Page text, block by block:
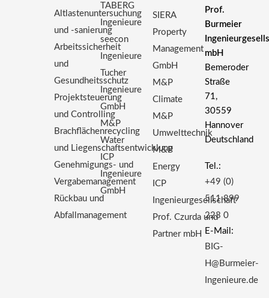
Altlastenuntersuchung
und -sanierung
Arbeitssicherheit
und
Gesundheitsschutz
Projektsteuerung
und Controlling
Brachflächenrecycling
und Liegenschaftsentwicklung
Genehmigungs- und
Vergabemanagement
Rückbau und
Abfallmanagement
TABERG
Ingenieure
seecon
Ingenieure
Tucher
Ingenieure
GmbH
M&P
Water
ICP
Ingenieure
GmbH
SIERA
Property
Management
GmbH
M&P
Climate
M&P
Umwelttechnik
M&P
Energy
ICP
Ingenieurgesellschaft
Prof. Czurda und
Partner mbH
Prof.
Burmeier
mbH
Bemeroder
Straße
71,
30559
Hannover
Deutschland
Tel.:
+49 (0)
511 899
223 0
E-Mail:
BIG-
H@Burmeier-
Ingenieure.de